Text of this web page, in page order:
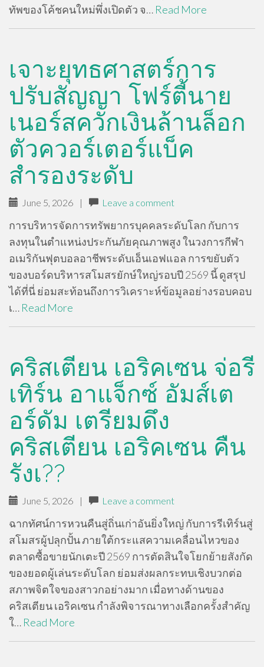
ทัพของโค้ชคนใหม่พึ่งเปิดตัว จ… Read More
เจาะยุทธศาสตร์การ
ปรับสัญญา โฟร์ตี้นาย
เนอร์สควักเงินล้านล็อก
ตัวควอร์เตอร์แบ็ค
สำรองระดับ
June 5, 2026 | Leave a comment
การบริหารจัดการทรัพยากรบุคคลระดับโลก กับการ
ลงทุนในตำแหน่งประกันภัยคุณภาพสูง ในวงการกีฬา
อเมริกันฟุตบอลอาชีพระดับเอ็นเอฟแอล การขยับตัว
ของบอร์ดบริหารสโมสรยักษ์ใหญ่รอบปี 2569 นี้ ดูสรุป
ได้ที่นี่ ย่อมสะท้อนถึงการวิเคราะห์ข้อมูลอย่างรอบคอบ
เ… Read More
คริสเตียน เอริคเซน จ่อรี
เทิร์น อาแจ็กซ์ อัมส์เต
อร์ดัม เตรียมดึง
คริสเตียน เอริคเซน คืน
รังเ??
June 5, 2026 | Leave a comment
ฉากทัศน์การหวนคืนสู่ถิ่นเก่าอันยิ่งใหญ่ กับการรีเทิร์นสู่
สโมสรผู้ปลุกปั้น ภายใต้กระแสความเคลื่อนไหวของ
ตลาดซื้อขายนักเตะปี 2569 การตัดสินใจโยกย้ายสังกัด
ของยอดผู้เล่นระดับโลก ย่อมส่งผลกระทบเชิงบวกต่อ
สภาพจิตใจของสาวกอย่างมาก เมื่อทางด้านของ
คริสเตียน เอริคเซน กำลังพิจารณาทางเลือกครั้งสำคัญ
ใ… Read More